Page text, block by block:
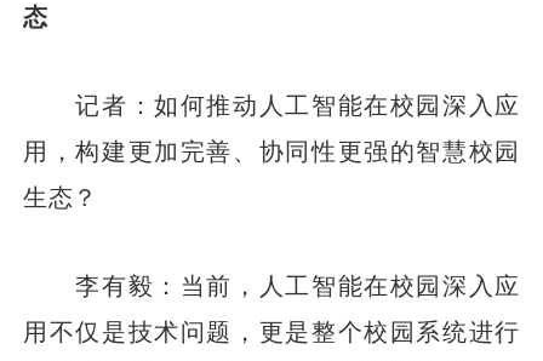
态
记者：如何推动人工智能在校园深入应
用，构建更加完善、协同性更强的智慧校园
生态？
李有毅：当前，人工智能在校园深入应
用不仅是技术问题，更是整个校园系统进行